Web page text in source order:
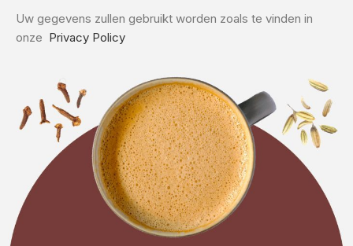
Uw gegevens zullen gebruikt worden zoals te vinden in
onze Privacy Policy